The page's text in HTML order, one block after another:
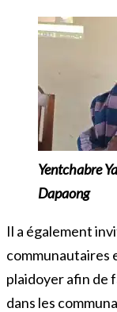
Yentchabre
Dapaong
Il a également
communautaires
plaidoyer afin de
dans les